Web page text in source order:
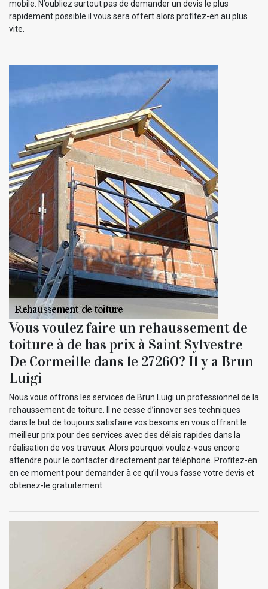
mobile. N’oubliez surtout pas de demander un devis le plus
rapidement possible il vous sera offert alors profitez-en au plus
vite.
Vous voulez faire un rehaussement de
toiture à de bas prix à Saint Sylvestre
De Cormeille dans le 27260? Il y a Brun
Luigi
Nous vous offrons les services de Brun Luigi un professionnel de la
rehaussement de toiture. Il ne cesse d’innover ses techniques
dans le but de toujours satisfaire vos besoins en vous offrant le
meilleur prix pour des services avec des délais rapides dans la
réalisation de vos travaux. Alors pourquoi voulez-vous encore
attendre pour le contacter directement par téléphone. Profitez-en
en ce moment pour demander à ce qu’il vous fasse votre devis et
obtenez-le gratuitement.